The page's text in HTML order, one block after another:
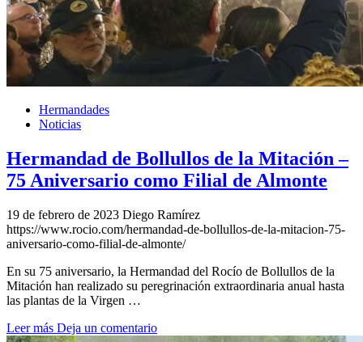
Hermandades
Noticias
Hermandad de Bollullos de la Mitación –
75 Aniversario como Filial de Almonte
19 de febrero de 2023 Diego Ramírez
https://www.rocio.com/hermandad-de-bollullos-de-la-mitacion-75-
aniversario-como-filial-de-almonte/
En su 75 aniversario, la Hermandad del Rocío de Bollullos de la
Mitación han realizado su peregrinación extraordinaria anual hasta
las plantas de la Virgen …
Leer más Deja un comentario